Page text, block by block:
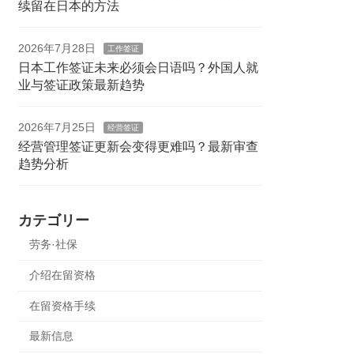
续留在日本的方法
2026年7月28日 工作签证
日本工作签证未来必须会日语吗？外国人就
业与签证政策最新趋势
2026年7月25日 经营签证
经营管理签证更新会变得更难吗？最新审查
趋势分析
カテゴリー
劳务·社保
介绍在留资格
在留资格手续
最新信息